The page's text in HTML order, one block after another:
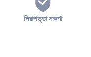
নিরাপত্তা নকশা